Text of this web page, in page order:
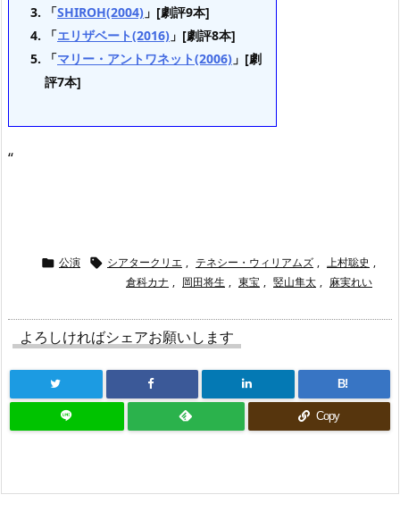
「SHIROH(2004) 」[劇評9本]
「エリザベート(2016) 」[劇評8本]
「マリー・アントワネット(2006) 」[劇
評7本]
“
 公演  シアタークリエ , テネシー・ウィリアムズ , 上村聡史 ,
倉科カナ , 岡田将生 , 東宝 , 竪山隼太 , 麻実れい
よろしければシェアお願いします
B!
Copy